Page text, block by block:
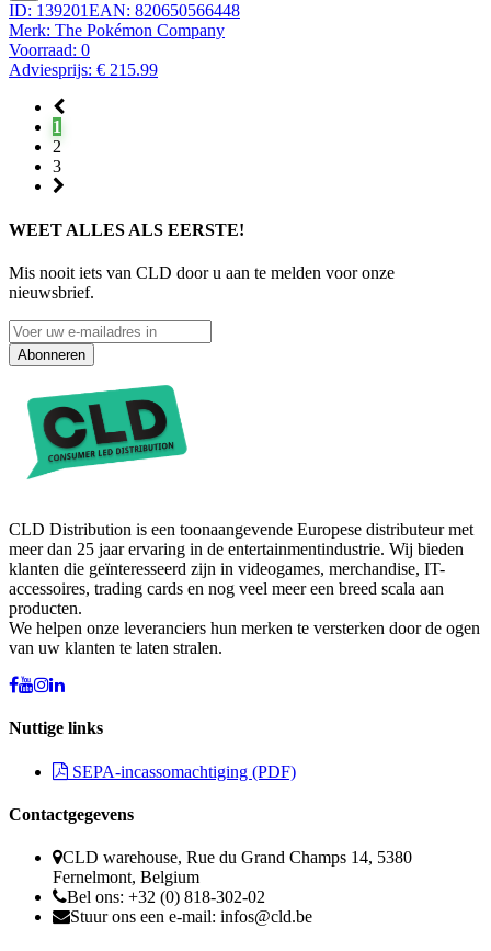
ID: 139201EAN: 820650566448
Merk: The Pokémon Company
Voorraad: 0
Adviesprijs: € 215.99
1
2
3
WEET ALLES ALS EERSTE!
Mis nooit iets van CLD door u aan te melden voor onze
nieuwsbrief.
Abonneren
CLD Distribution is een toonaangevende Europese distributeur met
meer dan 25 jaar ervaring in de entertainmentindustrie. Wij bieden
klanten die geïnteresseerd zijn in videogames, merchandise, IT-
accessoires, trading cards en nog veel meer een breed scala aan
producten.
We helpen onze leveranciers hun merken te versterken door de ogen
van uw klanten te laten stralen.
Nuttige links
SEPA-incassomachtiging (PDF)
Contactgegevens
CLD warehouse, Rue du Grand Champs 14, 5380
Fernelmont, Belgium
Bel ons: +32 (0) 818-302-02
Stuur ons een e-mail: infos@cld.be